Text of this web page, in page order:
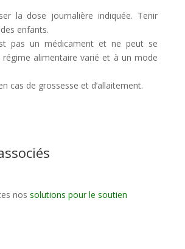
la dose journalière indiquée. Tenir
enfants.
pas un médicament et ne peut se
alimentaire varié et à un mode
cas de grossesse et d’allaitement.
nos solutions pour le soutien